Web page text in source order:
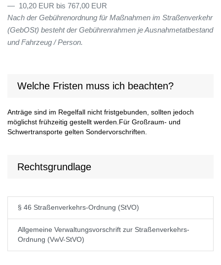
10,20 EUR bis 767,00 EUR
Nach der Gebührenordnung für Maßnahmen im Straßenverkehr
(GebOSt) besteht der Gebührenrahmen je Ausnahmetatbestand
und Fahrzeug / Person.
Welche Fristen muss ich beachten?
Anträge sind im Regelfall nicht fristgebunden, sollten jedoch
möglichst frühzeitig gestellt werden.Für Großraum- und
Schwertransporte gelten Sondervorschriften.
Rechtsgrundlage
§ 46 Straßenverkehrs-Ordnung (StVO)
Allgemeine Verwaltungsvorschrift zur Straßenverkehrs-
Ordnung (VwV-StVO)